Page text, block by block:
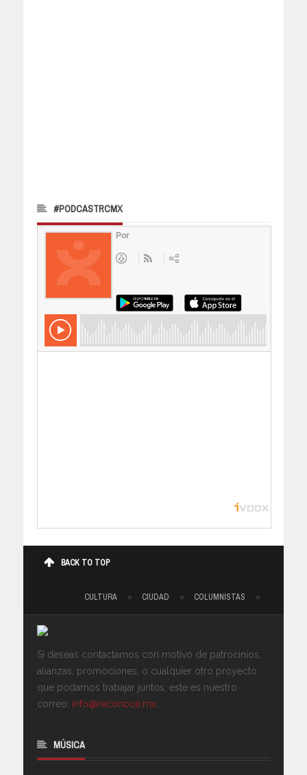
#PODCASTRCMX
BACK TO TOP
CULTURA CIUDAD COLUMNISTAS
Si deseas contactarnos con motivo de patrocinios,
alianzas, promociones, o cualquier otro proyecto
que podamos trabajar juntos, este es nuestro
correo: info@reconoce.mx
MÚSICA